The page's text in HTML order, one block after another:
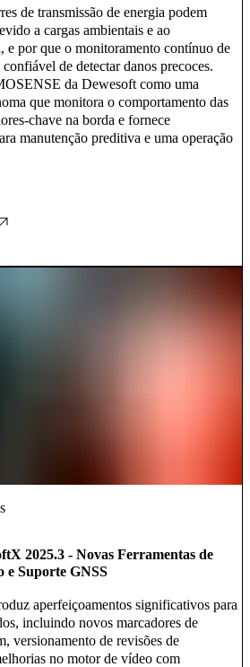
de transmissão de energia podem
a cargas ambientais e ao
e por que o monitoramento contínuo de
de detectar danos precoces.
da Dewesoft como uma
que monitora o comportamento das
chave na borda e fornece
manutenção preditiva e uma operação
2025.3 - Novas Ferramentas de
e Suporte GNSS
aperfeiçoamentos significativos para
incluindo novos marcadores de
versionamento de revisões de
no motor de vídeo com